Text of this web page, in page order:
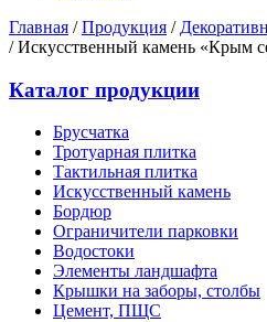
Главная /Продукция /
/Искусственный камень «Крым
Каталог продукции
Брусчатка
Тротуарная плитка
Тактильная плитка
Искусственный камень
Бордюр
Ограничители парковки
Водостоки
Элементы ландшафта
Крышки на заборы, столбы
Цемент, ПЩС